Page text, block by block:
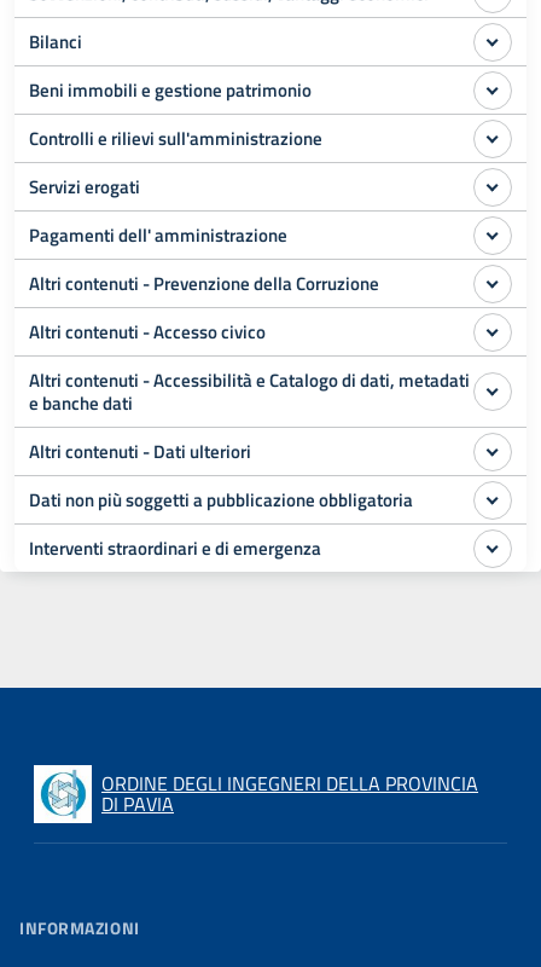
Bilanci
Beni immobili e gestione patrimonio
Controlli e rilievi sull'amministrazione
Servizi erogati
Pagamenti dell' amministrazione
Altri contenuti - Prevenzione della Corruzione
Altri contenuti - Accesso civico
Altri contenuti - Accessibilità e Catalogo di dati, metadati
e banche dati
Altri contenuti - Dati ulteriori
Dati non più soggetti a pubblicazione obbligatoria
Interventi straordinari e di emergenza
ORDINE DEGLI INGEGNERI DELLA PROVINCIA
DI PAVIA
INFORMAZIONI